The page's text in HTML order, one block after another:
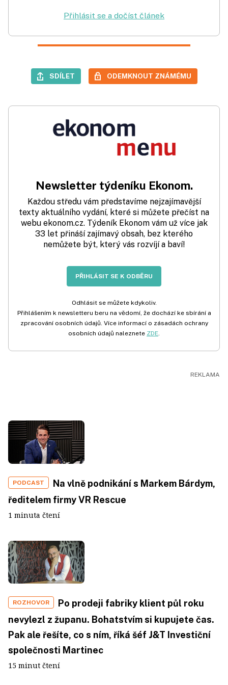
Přihlásit se a dočíst článek
SDÍLET ODEMKNOUT ZNÁMÉMU
Newsletter týdeníku Ekonom.
Každou středu vám představíme nejzajímavější
texty aktuálního vydání, které si můžete přečíst na
webu ekonom.cz. Týdeník Ekonom vám už více jak
33 let přináší zajímavý obsah, bez kterého
nemůžete být, který vás rozvíjí a baví!
PŘIHLÁSIT SE K ODBĚRU
Odhlásit se můžete kdykoliv.
Přihlášením k newsletteru beru na vědomí, že dochází ke sbírání a
zpracování osobních údajů. Více informací o zásadách ochrany
osobních údajů naleznete ZDE.
PODCAST
Na vlně podnikání s Markem Bárdym,
ředitelem firmy VR Rescue
1 minuta čtení
ROZHOVOR
Po prodeji fabriky klient půl roku
nevylezl z županu. Bohatstvím si kupujete čas.
Pak ale řešíte, co s ním, říká šéf J&T Investiční
společnosti Martinec
15 minut čtení